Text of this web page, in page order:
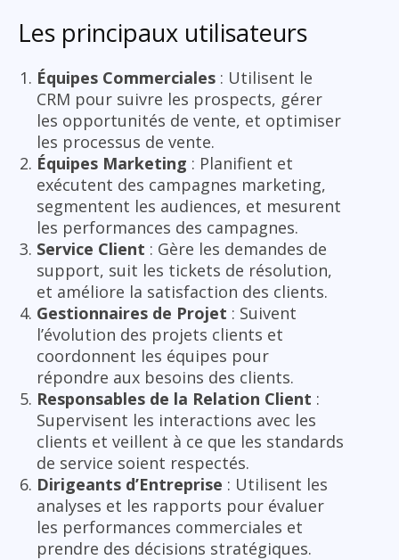
Les principaux utilisateurs
Équipes Commerciales : Utilisent le
CRM pour suivre les prospects, gérer
les opportunités de vente, et optimiser
les processus de vente.
Équipes Marketing : Planifient et
exécutent des campagnes marketing,
segmentent les audiences, et mesurent
les performances des campagnes.
Service Client : Gère les demandes de
support, suit les tickets de résolution,
et améliore la satisfaction des clients.
Gestionnaires de Projet : Suivent
l’évolution des projets clients et
coordonnent les équipes pour
répondre aux besoins des clients.
Responsables de la Relation Client :
Supervisent les interactions avec les
clients et veillent à ce que les standards
de service soient respectés.
Dirigeants d’Entreprise : Utilisent les
analyses et les rapports pour évaluer
les performances commerciales et
prendre des décisions stratégiques.